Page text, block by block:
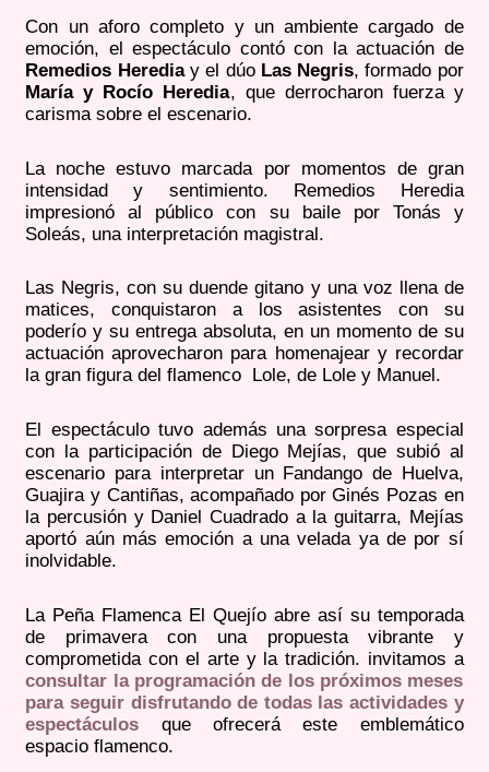
Con un aforo completo y un ambiente cargado de
emoción, el espectáculo contó con la actuación de
Remedios Herediay el dúo Las Negris, formado por
María y Rocío Heredia, que derrocharon fuerza y
carisma sobre el escenario.
La noche estuvo marcada por momentos de gran
intensidad y sentimiento. Remedios Heredia
impresionó al público con su baile por Tonás y
Soleás, una interpretación magistral.
Las Negris, con su duende gitano y una voz llena de
matices, conquistaron a los asistentes con su
poderío y su entrega absoluta, en un momento de su
actuación aprovecharon para homenajear y recordar
la gran figura del flamenco Lole, de Lole y Manuel.
El espectáculo tuvo además una sorpresa especial
con la participación de Diego Mejías, que subió al
escenario para interpretar un Fandango de Huelva,
Guajira y Cantiñas, acompañado por Ginés Pozas en
la percusión y Daniel Cuadrado a la guitarra, Mejías
aportó aún más emoción a una velada ya de por sí
inolvidable.
La Peña Flamenca El Quejío abre así su temporada
de primavera con una propuesta vibrante y
comprometida con el arte y la tradición. invitamos a
consultar la programación de los próximos meses
para seguir disfrutando de todas las actividades y
espectáculos
que ofrecerá este emblemático
espacio flamenco.